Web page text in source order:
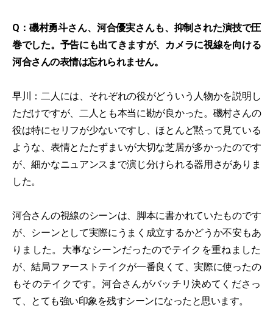
Q：磯村勇斗さん、河合優実さんも、抑制された演技で圧
巻でした。予告にも出てきますが、カメラに視線を向ける
河合さんの表情は忘れられません。
早川：二人には、それぞれの役がどういう人物かを説明し
ただけですが、二人とも本当に勘が良かった。磯村さんの
役は特にセリフが少ないですし、ほとんど黙って見ている
ような、表情とたたずまいが大切な芝居が多かったのです
が、細かなニュアンスまで演じ分けられる器用さがありま
した。
河合さんの視線のシーンは、脚本に書かれていたものです
が、シーンとして実際にうまく成立するかどうか不安もあ
りました。大事なシーンだったのでテイクを重ねました
が、結局ファーストテイクが一番良くて、実際に使ったの
もそのテイクです。河合さんがバッチリ決めてくださっ
て、とても強い印象を残すシーンになったと思います。